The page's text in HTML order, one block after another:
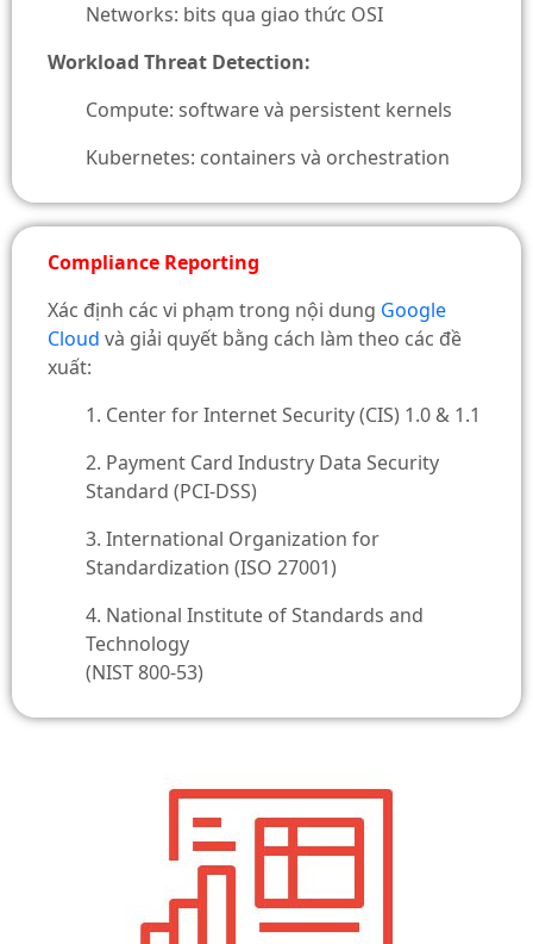
Networks: bits qua giao thức OSI
Workload Threat Detection:
Compute:software và persistent kernels
Kubernetes: containers và orchestration
Compliance Reporting
Xác định các vi phạm trong nội dung Google
Cloud và giải quyết bằng cách làm theo các đề
xuất:
Center for Internet Security(CIS) 1.0 & 1.1
Payment Card Industry Data Security
Standard (PCI-DSS)
International Organization for
Standardization (ISO 27001)
National Institute of Standards and
Technology
(NIST 800-53)